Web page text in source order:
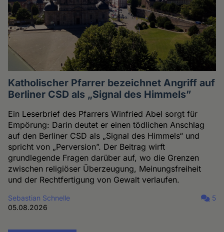
Katholischer Pfarrer bezeichnet Angriff auf
Berliner CSD als „Signal des Himmels”
Ein Leserbrief des Pfarrers Winfried Abel sorgt für
Empörung: Darin deutet er einen tödlichen Anschlag
auf den Berliner CSD als „Signal des Himmels“ und
spricht von „Perversion”. Der Beitrag wirft
grundlegende Fragen darüber auf, wo die Grenzen
zwischen religiöser Überzeugung, Meinungsfreiheit
und der Rechtfertigung von Gewalt verlaufen.
Sebastian Schnelle
05.08.2026
5